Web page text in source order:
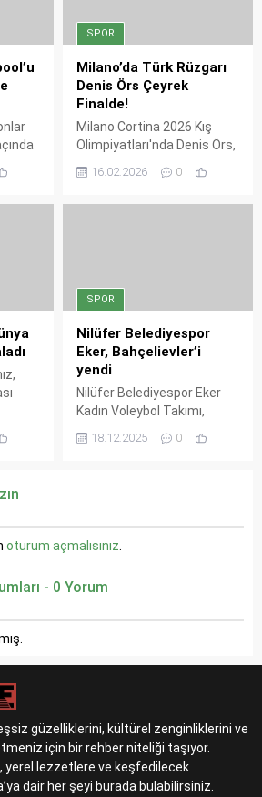
daha değerli olduğunu
vurgulayan Balkaya, kadro
sıkıntısına rağmen
oyuncularının karakterini
öne çıkardı. İki maç
nasıl sürdüreceklerini
öğrenmek için haberi
okuyun.
SPOR
Milano’da Türk Rüzgarı
Denis Örs Çeyrek
Finalde!
Milano Cortina 2026 Kış
Olimpiyatları'nda Denis Örs,
kulvar sürat pateninde
16.02.2026 0
0
SPOR
Nilüfer Belediyespor
Eker, Bahçelievler’i
yendi
Nilüfer Belediyespor Eker
Kadın Voleybol Takımı,
Cengiz Göllü Voleybol
Salonu’nda Bahçelievler
altıncı sıraya yükseldi.
heyecan verici
18.12.2025 0
oturum açmalısınız.
- 0 Yorum
güzelliklerini, kültürel zenginliklerini ve
için bir rehber niteliği taşıyor.
yerel lezzetlere ve keşfedilecek
dair her şeyi burada bulabilirsiniz.